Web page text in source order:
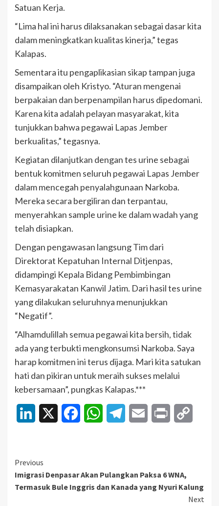
Satuan Kerja.
“Lima hal ini harus dilaksanakan sebagai dasar kita
dalam meningkatkan kualitas kinerja,” tegas
Kalapas.
Sementara itu pengaplikasian sikap tampan juga
disampaikan oleh Kristyo. “Aturan mengenai
berpakaian dan berpenampilan harus dipedomani.
Karena kita adalah pelayan masyarakat, kita
tunjukkan bahwa pegawai Lapas Jember
berkualitas,” tegasnya.
Kegiatan dilanjutkan dengan tes urine sebagai
bentuk komitmen seluruh pegawai Lapas Jember
dalam mencegah penyalahgunaan Narkoba.
Mereka secara bergiliran dan terpantau,
menyerahkan sample urine ke dalam wadah yang
telah disiapkan.
Dengan pengawasan langsung Tim dari
Direktorat Kepatuhan Internal Ditjenpas,
didampingi Kepala Bidang Pembimbingan
Kemasyarakatan Kanwil Jatim. Dari hasil tes urine
yang dilakukan seluruhnya menunjukkan
“Negatif”.
“Alhamdulillah semua pegawai kita bersih, tidak
ada yang terbukti mengkonsumsi Narkoba. Saya
harap komitmen ini terus dijaga. Mari kita satukan
hati dan pikiran untuk meraih sukses melalui
kebersamaan”, pungkas Kalapas.***
LinkedIn FacebookWhatsAppTelegramEmail Print
Continue
Reading
Previous
Imigrasi Denpasar Akan Pulangkan Paksa 6 WNA,
Termasuk Bule Inggris dan Kanada yang Nyuri Kalung
Next